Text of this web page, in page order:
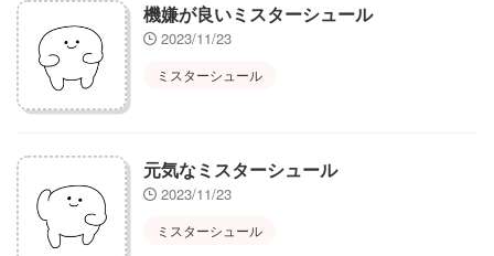
機嫌が良いミスターシュール
2023/11/23
ミスターシュール
元気なミスターシュール
2023/11/23
ミスターシュール